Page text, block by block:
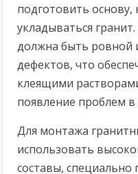
подготовить основу,
укладываться
должна быть ровной
дефектов, что
клеящими
появление проблем
Для монтажа
использовать
составы, специально